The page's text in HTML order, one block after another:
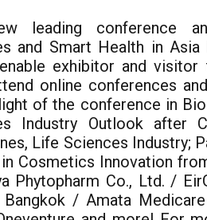
leading conference
and Smart Health in
exhibitor and
online conferences
of the conference in
Industry Outlook after
Life Sciences Industry;
Cosmetics Innovation
Phytopharm Co., Ltd. /
Bangkok / Amata